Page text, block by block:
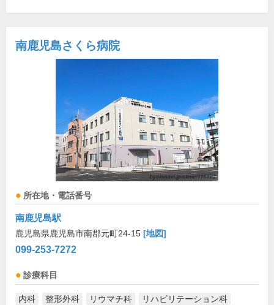
南鹿児島さくら病院
所在地・電話番号
南鹿児島駅
鹿児島県鹿児島市南郡元町24-15 [地図]
099-253-7272
診療科目
内科 整形外科 リウマチ科 リハビリテーション科